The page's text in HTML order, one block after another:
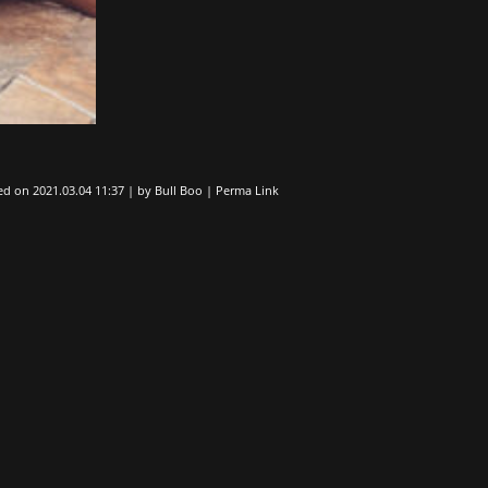
on 2021.03.04 11:37 | by Bull Boo | Perma Link